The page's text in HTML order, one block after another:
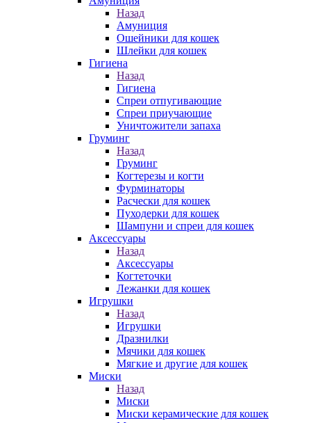
Назад
Амуниция
Ошейники для кошек
Шлейки для кошек
Гигиена
Назад
Гигиена
Спреи отпугивающие
Спреи приучающие
Уничтожители запаха
Груминг
Назад
Груминг
Когтерезы и когти
Фурминаторы
Расчески для кошек
Пуходерки для кошек
Шампуни и спреи для кошек
Аксессуары
Назад
Аксессуары
Когтеточки
Лежанки для кошек
Игрушки
Назад
Игрушки
Дразнилки
Мячики для кошек
Мягкие и другие для кошек
Миски
Назад
Миски
Миски керамические для кошек